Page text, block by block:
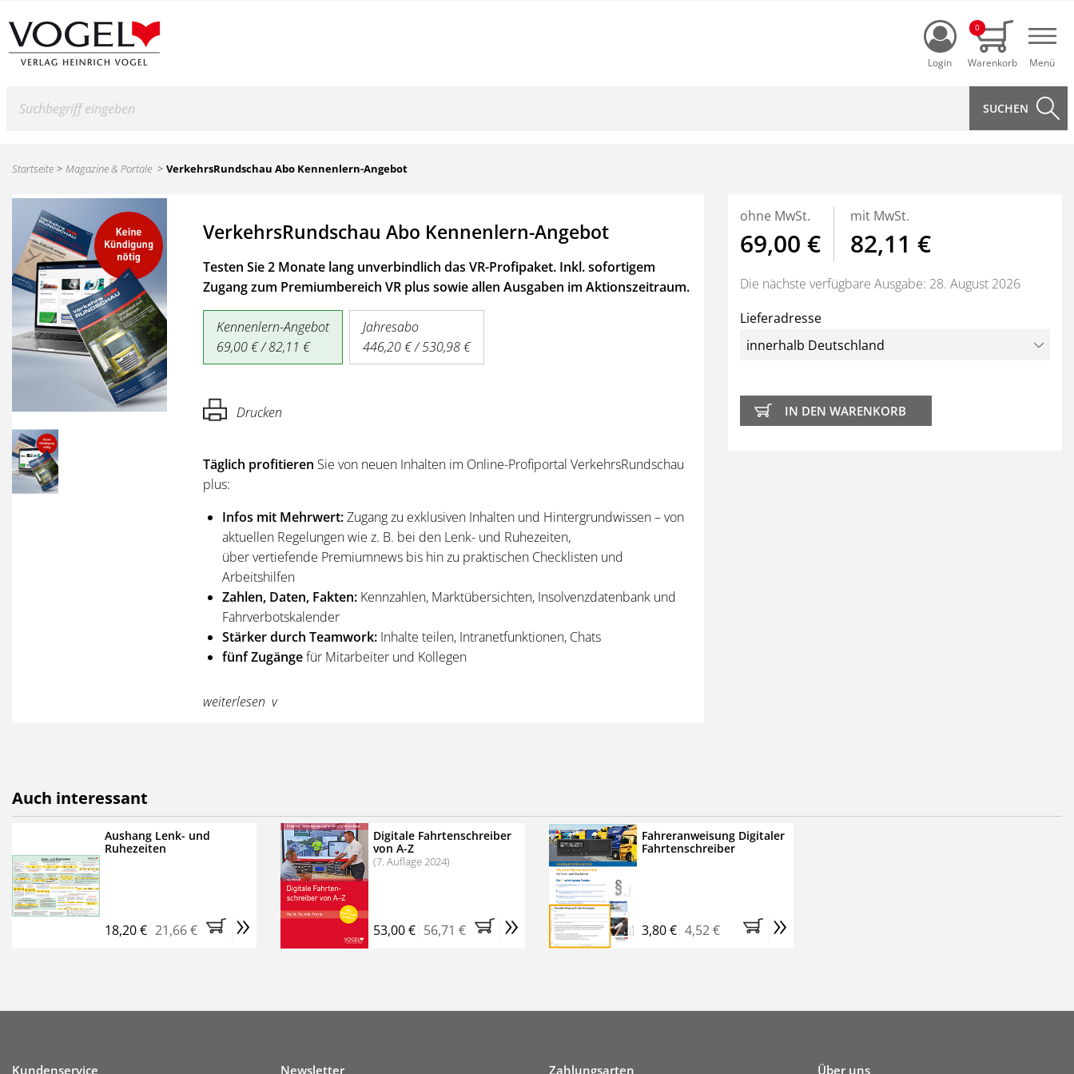
Login
0
Startseite Magazine & Portale VerkehrsRundschau Abo Kennenlern-Angebot
VerkehrsRundschau Abo Kennenlern-Angebot
Testen Sie 2 Monate lang unverbindlich das VR-Profipaket. Inkl. sofortigem
Zugang zum Premiumbereich VR plus sowieallen Ausgaben im Aktionszeitraum.
Kennenlern-Angebot
69,00 € / 82,11 €
Jahresabo
446,20 € / 530,98 €
Drucken
Täglich profitieren Sie von neuen Inhalten im Online-Profiportal VerkehrsRundschau
plus:
Infos mit Mehrwert:Zugang zu exklusiven Inhalten und Hintergrundwissen – von
aktuellen Regelungen wie z. B. bei den Lenk- und Ruhezeiten,
über vertiefende Premiumnews bis hin zu praktischen Checklisten und
Arbeitshilfen
Zahlen, Daten, Fakten: Kennzahlen, Marktübersichten, Insolvenzdatenbank und
Fahrverbotskalender
Stärker durch Teamwork: Inhalte teilen, Intranetfunktionen, Chats
fünf Zugängefür Mitarbeiter und Kollegen
Sie erhaltenalle Ausgaben
Kostenfreie Online-Seminare
Bestellen Sie jetzt das VerkehrsRundschau Profipaket im Kennenlern-Abo für zwei
Monate (inkl. der derzeitig gesetzlichen MwSt. und Versandkosten).Nach 2 Monaten
brauchen Sie nichts weiter tun, das Abonnement endet automatisch, es
entstehen keine weiteren Verpflichtungen.
weiterlesen
ohne MwSt.
69,00 €
mit MwSt.
82,11 €
Die nächste verfügbare Ausgabe: 28. August 2026
Lieferadresse
Auch interessant
Aushang Lenk- und
Ruhezeiten
18,20 € 21,66 € »
Digitale Fahrtenschreiber
von A-Z
(7. Auflage 2024)
53,00 € 56,71 € »
Fahreranweisung Digitaler
Fahrtenschreiber
3,80 € 4,52 € »
Kundenservice Newsletter Zahlungsarten Über uns